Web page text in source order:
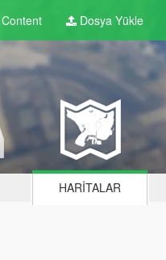
Content Dosya Yükle
HARITALAR